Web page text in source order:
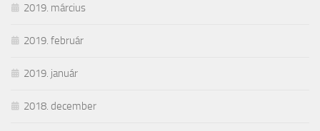
2019. március
2019. február
2019. január
2018. december